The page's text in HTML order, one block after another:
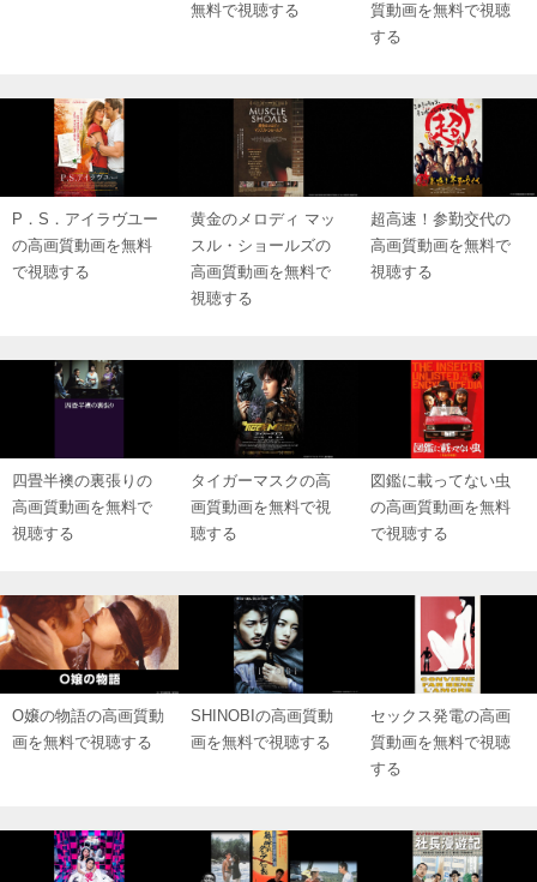
無料で視聴する
質動画を無料で視聴
する
P．S．アイラヴユー
の高画質動画を無料
で視聴する
黄金のメロディ マッ
スル・ショールズの
高画質動画を無料で
視聴する
超高速！参勤交代の
高画質動画を無料で
視聴する
四畳半襖の裏張りの
高画質動画を無料で
視聴する
タイガーマスクの高
画質動画を無料で視
聴する
図鑑に載ってない虫
の高画質動画を無料
で視聴する
O嬢の物語の高画質動
画を無料で視聴する
SHINOBIの高画質動
画を無料で視聴する
セックス発電の高画
質動画を無料で視聴
する